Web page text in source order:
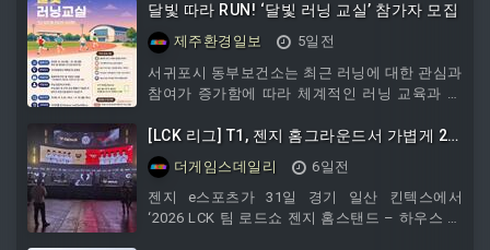
이번
달빛 따라 RUN! ‘달빛 러닝 교실’ 참가자 모집
제주환경일보
5일전
서귀포시 동부보건소는 최근 러닝에 대한 관심과
참여가 증가함에 따라 체계적인 러닝 교육과 올
과
[LCK 리그] T1, 젠지 홈그라운드서 가볍게 2
대 0 승리
더게임스데일리
6일전
젠지 e스포츠가 31일 경기 일산 킨텍스에서
‘2026 LCK 팀 로드쇼 젠지 홈스탠드 – 하우스 오